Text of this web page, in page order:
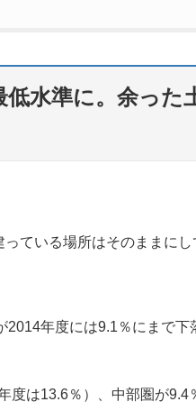
水準に。余った
ている場所はそのままに
年度には9.1％にまで
は13.6％）、中部圏が9.4